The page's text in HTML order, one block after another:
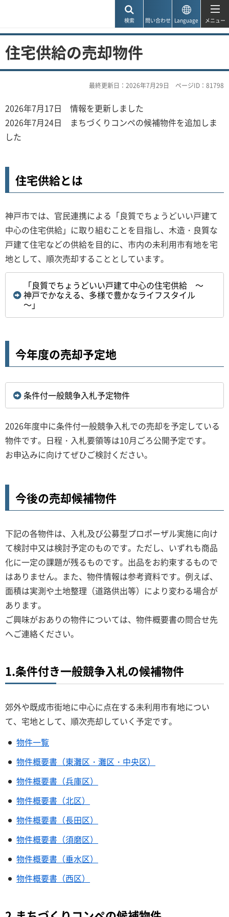
検索 問い合わせ Language メニュー
住宅供給の売却物件
最終更新日：2026年7月29日 ページID：81798
2026年7月17日 情報を更新しました
2026年7月24日 まちづくりコンペの候補物件を追加しま
した
住宅供給とは
神戸市では、官民連携による「良質でちょうどいい戸建て
中心の住宅供給」に取り組むことを目指し、木造・良質な
戸建て住宅などの供給を目的に、市内の未利用市有地を宅
地として、順次売却することとしています。
「良質でちょうどいい戸建て中心の住宅供給 ～
神戸でかなえる、多様で豊かなライフスタイル
～」
今年度の売却予定地
条件付一般競争入札予定物件
2026年度中に条件付一般競争入札での売却を予定している
物件です。日程・入札要領等は10月ごろ公開予定です。
お申込みに向けてぜひご検討ください。
今後の売却候補物件
下記の各物件は、入札及び公募型プロポーザル実施に向け
て検討中又は検討予定のものです。ただし、いずれも商品
化に一定の課題が残るものです。出品をお約束するもので
はありません。また、物件情報は参考資料です。例えば、
面積は実測や土地整理（道路供出等）により変わる場合が
あります。
ご興味がおありの物件については、物件概要書の問合せ先
へご連絡ください。
1.条件付き一般競争入札の候補物件
郊外や既成市街地に中心に点在する未利用市有地につい
て、宅地として、順次売却していく予定です。
物件一覧
物件概要書（東灘区・灘区・中央区）
物件概要書（兵庫区）
物件概要書（北区）
物件概要書（長田区）
物件概要書（須磨区）
物件概要書（垂水区）
物件概要書（西区）